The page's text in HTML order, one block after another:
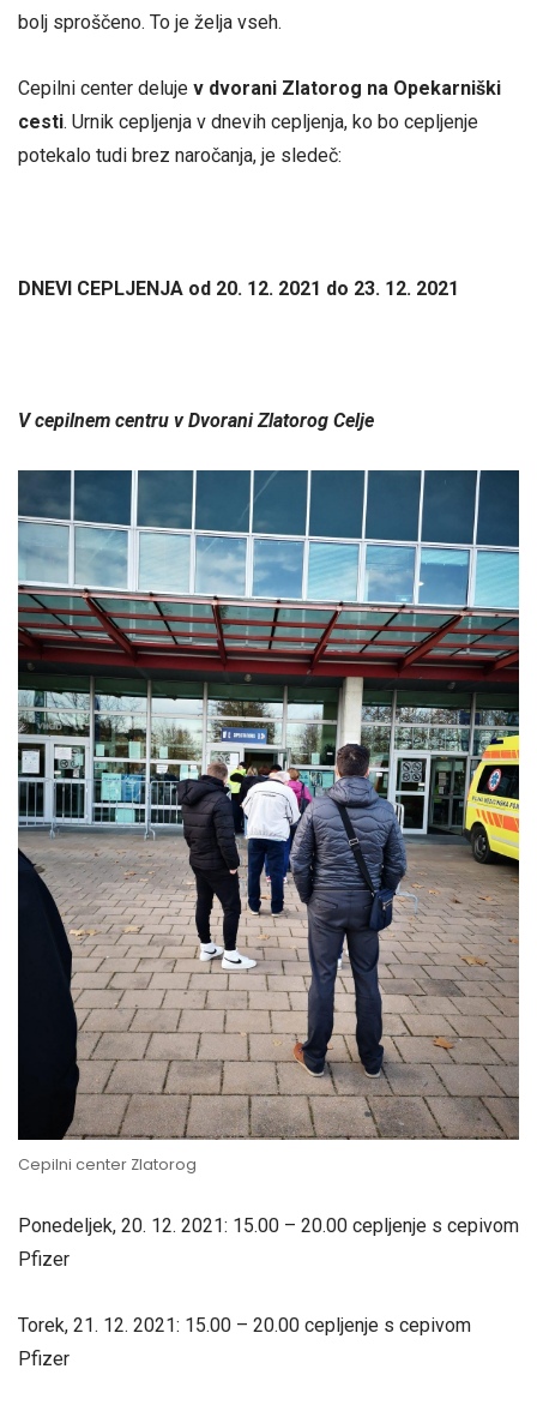
bolj sproščeno. To je želja vseh.
Cepilni center deluje v dvorani Zlatorog na Opekarniški
cesti. Urnik cepljenja v dnevih cepljenja, ko bo cepljenje
potekalo tudi brez naročanja, je sledeč:
DNEVI CEPLJENJA od 20. 12. 2021 do 23. 12. 2021
V cepilnem centru v Dvorani Zlatorog Celje
Cepilni center Zlatorog
Ponedeljek, 20. 12. 2021: 15.00 – 20.00 cepljenje s cepivom
Pfizer
Torek, 21. 12. 2021: 15.00 – 20.00 cepljenje s cepivom
Pfizer